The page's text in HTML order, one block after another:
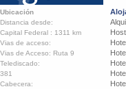
Ubicación
Distancia desde:
Capital Federal : 1311 km
Vias de acceso:
Vias de Acceso: Ruta 9
Telediscado:
381
Cabecera: